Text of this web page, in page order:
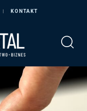
KONTAKT